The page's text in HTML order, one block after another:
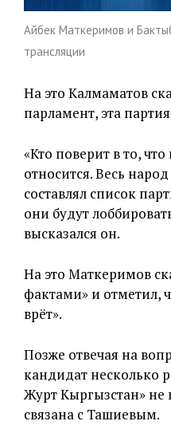
Айбек Маткеримов и
трансляции
На это Калмаматов
парламент, эта
«Кто поверит в то,
относится. Весь
составлял список
они будут
высказался он.
На это Маткеримов
фактами» и отметил,
врёт».
Позже отвечая на
кандидат несколько
Журт Кыргызстан» не
связана с Ташиевым.